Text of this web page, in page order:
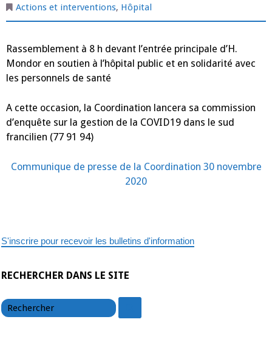
:
rassemblement
le
à
8
h
Actions et interventions, Hôpital
Rassemblement à 8 h devant l’entrée principale d’H.
Mondor en soutien à l’hôpital public et en solidarité avec
les personnels de santé
A cette occasion, la Coordination lancera sa commission
d’enquête sur la gestion de la COVID19 dans le sud
francilien (77 91 94)
Communique de presse de la Coordination 30 novembre
2020
S'inscrire pour recevoir les bulletins d'information
RECHERCHER DANS LE SITE